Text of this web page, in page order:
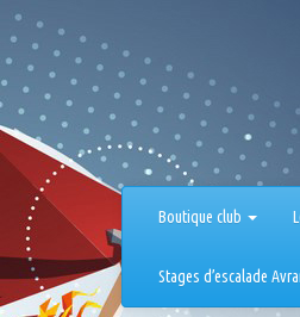
Aller
au
contenu
Boutique club
Stages d’escalade